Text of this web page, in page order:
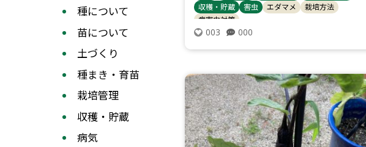
種について
苗について
土づくり
種まき・育苗
栽培管理
収穫・貯蔵
病気
収穫・貯蔵
害虫 エダマメ
栽培方法
病害虫対策
003 000